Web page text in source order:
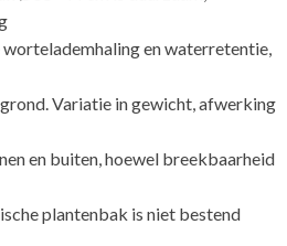
en waterretentie,
Variatie in gewicht, afwerking
en buiten, hoewel breekbaarheid
plantenbak is niet bestend